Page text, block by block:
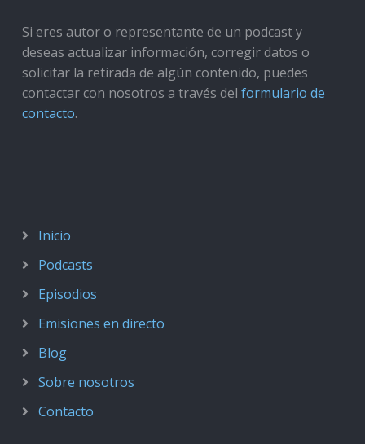
Si eres autor o representante de un podcast y
deseas actualizar información, corregir datos o
solicitar la retirada de algún contenido, puedes
contactar con nosotros a través del formulario de
contacto.
Inicio
Podcasts
Episodios
Emisiones en directo
Blog
Sobre nosotros
Contacto